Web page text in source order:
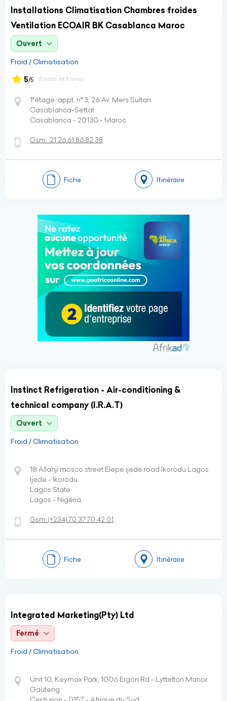
Installations Climatisation Chambres froides
Ventilation ECOAIR BK Casablanca Maroc
Ouvert
Froid / Climatisation
5/5 (1 note et 1 avis)
1°étage. appt. n° 3, 26 Av. Mers Sultan
Casablanca-Settat
Casablanca - 20130 - Maroc
Gsm: 21 26 61 86 82 38
Fiche Itinéraire
Instinct Refrigeration - Air-conditioning &
technical company (I.R.A.T)
Ouvert
Froid / Climatisation
18 Allahji mosco street Elepe ijede road Ikorodu Lagos
Ijede - Ikorodu
Lagos State
Lagos - Nigéria
Gsm:(+234)70 37 70 42 01
Fiche Itinéraire
Integrated Marketing(Pty) Ltd
Fermé
Froid / Climatisation
Unit 10, Keymax Park, 1006 Ergon Rd - Lyttelton Manor
Gauteng